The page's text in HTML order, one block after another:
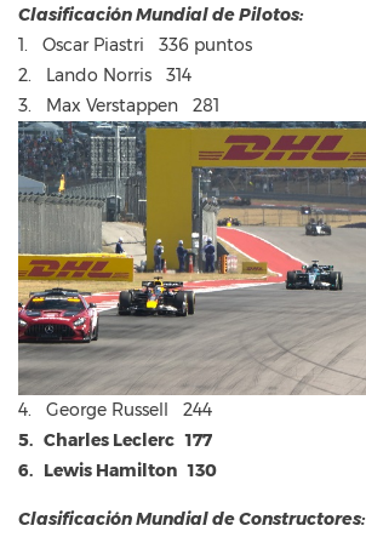
Clasificación Mundial de Pilotos:
1. Oscar Piastri 336 puntos
2. Lando Norris 314
3. Max Verstappen 281
4. George Russell 244
5. Charles Leclerc 177
6. Lewis Hamilton 130
Clasificación Mundial de Constructores: